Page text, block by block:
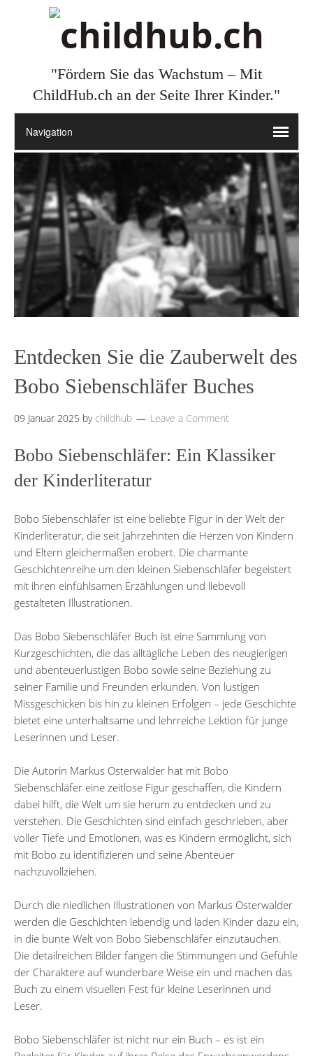
"Fördern Sie das Wachstum – Mit
ChildHub.ch an der Seite Ihrer Kinder."
Entdecken Sie die Zauberwelt des
Bobo Siebenschläfer Buches
09 Januar 2025 by childhub Leave a Comment
Bobo Siebenschläfer: Ein Klassiker
der Kinderliteratur
Bobo Siebenschläfer ist eine beliebte Figur in der Welt der
Kinderliteratur, die seit Jahrzehnten die Herzen von Kindern
und Eltern gleichermaßen erobert. Die charmante
Geschichtenreihe um den kleinen Siebenschläfer begeistert
mit ihren einfühlsamen Erzählungen und liebevoll
gestalteten Illustrationen.
Das Bobo Siebenschläfer Buch ist eine Sammlung von
Kurzgeschichten, die das alltägliche Leben des neugierigen
und abenteuerlustigen Bobo sowie seine Beziehung zu
seiner Familie und Freunden erkunden. Von lustigen
Missgeschicken bis hin zu kleinen Erfolgen – jede Geschichte
bietet eine unterhaltsame und lehrreiche Lektion für junge
Leserinnen und Leser.
Die Autorin Markus Osterwalder hat mit Bobo
Siebenschläfer eine zeitlose Figur geschaffen, die Kindern
dabei hilft, die Welt um sie herum zu entdecken und zu
verstehen. Die Geschichten sind einfach geschrieben, aber
voller Tiefe und Emotionen, was es Kindern ermöglicht, sich
mit Bobo zu identifizieren und seine Abenteuer
nachzuvollziehen.
Durch die niedlichen Illustrationen von Markus Osterwalder
werden die Geschichten lebendig und laden Kinder dazu ein,
in die bunte Welt von Bobo Siebenschläfer einzutauchen.
Die detailreichen Bilder fangen die Stimmungen und Gefühle
der Charaktere auf wunderbare Weise ein und machen das
Buch zu einem visuellen Fest für kleine Leserinnen und
Leser.
Bobo Siebenschläfer ist nicht nur ein Buch – es ist ein